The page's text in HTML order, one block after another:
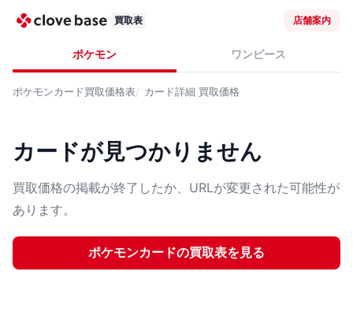
買取表 店舗案内
ポケモン ワンピース
ポケモンカード買取価格表 カード詳細 買取価格
カードが見つかりません
買取価格の掲載が終了したか、URLが変更された可能性が
あります。
ポケモンカードの買取表を見る